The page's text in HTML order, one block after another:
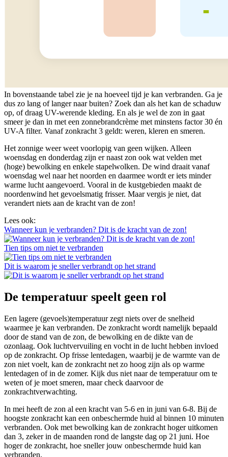
In bovenstaande tabel zie je na hoeveel tijd je kan verbranden. Ga je
dus zo lang of langer naar buiten? Zoek dan als het kan de schaduw
op, of draag UV-werende kleding. En als je wel de zon in gaat
smeer je dan in met een zonnebrandcrème met minstens factor 30 én
UV-A filter. Vanaf zonkracht 3 geldt: weren, kleren en smeren.
Het zonnige weer weet voorlopig van geen wijken. Alleen
woensdag en donderdag zijn er naast zon ook wat velden met
(hoge) bewolking en enkele stapelwolken. De wind draait vanaf
woensdag wel naar het noorden en daarmee wordt er iets minder
warme lucht aangevoerd. Vooral in de kustgebieden maakt de
noordenwind het gevoelsmatig frisser. Maar vergis je niet, dat
verandert niets aan de kracht van de zon!
Lees ook:
Wanneer kun je verbranden? Dit is de kracht van de zon!
Tien tips om niet te verbranden
Dit is waarom je sneller verbrandt op het strand
De temperatuur speelt geen rol
Een lagere (gevoels)temperatuur zegt niets over de snelheid
waarmee je kan verbranden. De zonkracht wordt namelijk bepaald
door de stand van de zon, de bewolking en de dikte van de
ozonlaag. Ook luchtvervuiling en vocht in de lucht hebben invloed
op de zonkracht. Op frisse lentedagen, waarbij je de warmte van de
zon niet voelt, kan de zonkracht net zo hoog zijn als op warme
lentedagen of in de zomer. Kijk dus niet naar de temperatuur om te
weten of je moet smeren, maar check daarvoor de
zonkrachtverwachting.
In mei heeft de zon al een kracht van 5-6 en in juni van 6-8. Bij de
hoogste zonkracht kan een onbeschermde huid al binnen 10 minuten
verbranden. Ook met bewolking kan de zonkracht hoger uitkomen
dan 3, zeker in de maanden rond de langste dag op 21 juni. Hoe
hoger de zonkracht, hoe sneller jouw onbeschermde huid kan
verbranden.